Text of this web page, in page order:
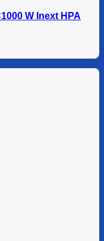
W Inext HPA